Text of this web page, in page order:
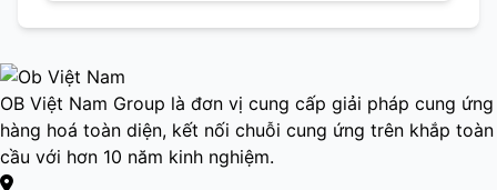
OB Việt Nam Group là đơn vị cung cấp giải pháp cung ứng
hàng hoá toàn diện, kết nối chuỗi cung ứng trên khắp toàn
cầu với hơn 10 năm kinh nghiệm.